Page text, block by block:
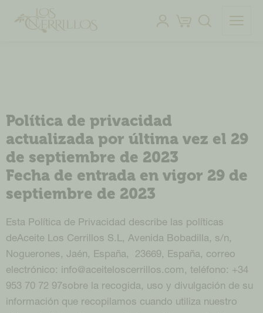
Política de privacidad
actualizada por última vez el 29
de septiembre de 2023
Fecha de entrada en vigor 29 de
septiembre de 2023
Esta Política de Privacidad describe las políticas
deAceite Los Cerrillos S.L, Avenida Bobadilla, s/n,
Noguerones, Jaén, España, 23669, España, correo
electrónico: info@aceiteloscerrillos.com, teléfono: +34
953 70 72 97sobre la recogida, uso y divulgación de su
información que recopilamos cuando utiliza nuestro